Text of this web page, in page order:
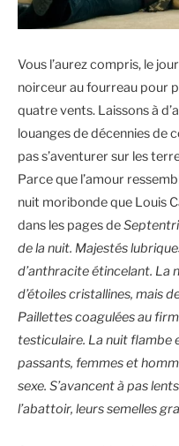
Vous l’aurez compris, le
noirceur au fourreau pour
quatre vents. Laissons à
louanges de décennies de
pas s’aventurer sur les
Parce que l’amour
nuit moribonde que Louis
dans les pages de
de la nuit. Majestés
d’anthracite étincelant. La
d’étoiles cristallines, mais
Paillettes coagulées au
testiculaire. La nuit flambe
passants, femmes et
sexe. S’avancent à pas
l’abattoir, leurs semelles